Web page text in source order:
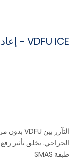
VDFU ICE - إعادة تشكيل SMAS
الجراحي. يخلق تأثير رفع
طبقة SMAS